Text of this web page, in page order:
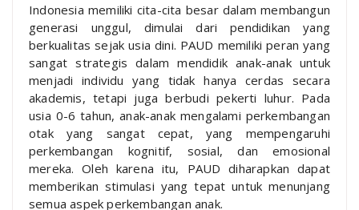
Indonesia memiliki cita-cita besar dalam membangun
generasi unggul, dimulai dari pendidikan yang
berkualitas sejak usia dini. PAUD memiliki peran yang
sangat strategis dalam mendidik anak-anak untuk
menjadi individu yang tidak hanya cerdas secara
akademis, tetapi juga berbudi pekerti luhur. Pada
usia 0-6 tahun, anak-anak mengalami perkembangan
otak yang sangat cepat, yang mempengaruhi
perkembangan kognitif, sosial, dan emosional
mereka. Oleh karena itu, PAUD diharapkan dapat
memberikan stimulasi yang tepat untuk menunjang
semua aspek perkembangan anak.